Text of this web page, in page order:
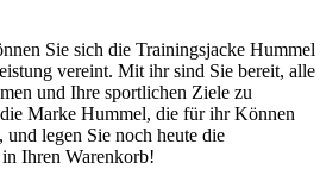
Sie sich die Trainingsjacke Hummel
vereint. Mit ihr sind Sie bereit, alle
und Ihre sportlichen Ziele zu
Marke Hummel, die für ihr Können
legen Sie noch heute die
Ihren Warenkorb!